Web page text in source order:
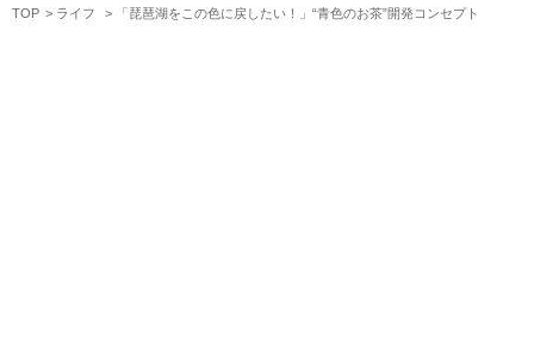
TOP ライフ 「琵琶湖をこの色に戻したい！」“青色のお茶”開発コンセプト